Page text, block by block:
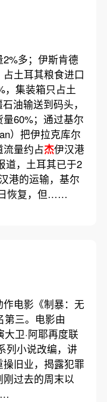
多；伊斯肯德
土耳其粮食进口
，集装箱只占土
油输送到码头，
60%；通过基尔
）把伊拉克库尔
量约占杰伊汉港
道，土耳其已于2
港的运输，基尔
恢复，但……
电影《制暴：无
第三。电影由
卫·阿耶再度联
列小说改编，讲
旧业，揭露犯罪
过去的周末以